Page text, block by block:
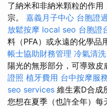
了納米和非納米顆粒的作
宗。 嘉義月子中心 台胞證
放鬆按摩 local seo 台胞證
料（PFA）或永遠的化學品
帳士協助財務管理 冷氣清洗
陽光的無形部分，可導致皮
證照 植牙費用 台中按摩服
seo services 維生素D合成
您想在夏季（也許全年）